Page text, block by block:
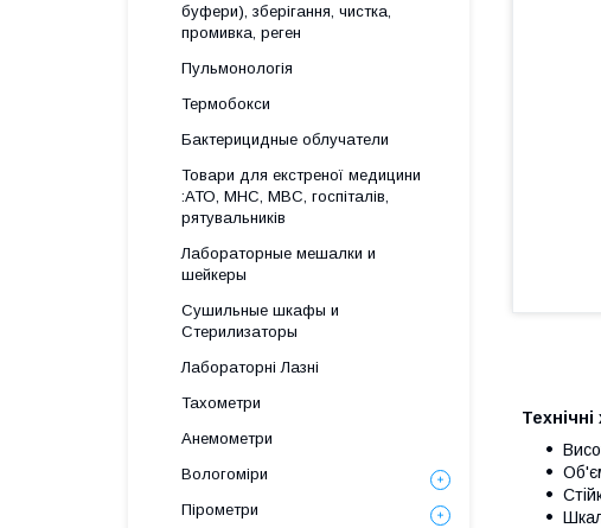
буфери), зберігання, чистка,
промивка, реген
Пульмонологія
Термобокси
Бактерицидные облучатели
Товари для екстреної медицини
:АТО, МНС, МВС, госпіталів,
рятувальників
Лабораторные мешалки и
шейкеры
Сушильные шкафы и
Стерилизаторы
Лабораторні Лазні
Тахометри
Анемометри
Вологоміри
Пірометри